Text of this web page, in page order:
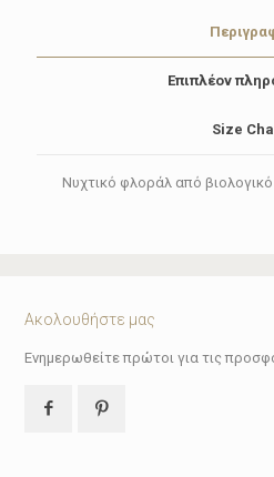
Επιπλέον
Size
Νυχτικό φλοράλ από βιολογικό
Ακολουθήστε μας
Ενημερωθείτε πρώτοι για τις